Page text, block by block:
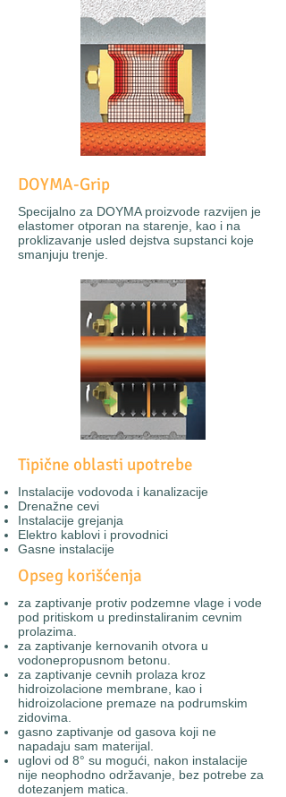
DOYMA-Grip
Specijalno za DOYMA proizvode razvijen je
elastomer otporan na starenje, kao i na
proklizavanje usled dejstva supstanci koje
smanjuju trenje.
Tipične oblasti upotrebe
Instalacije vodovoda i kanalizacije
Drenažne cevi
Instalacije grejanja
Elektro kablovi i provodnici
Gasne instalacije
Opseg korišćenja
za zaptivanje protiv podzemne vlage i vode
pod pritiskom u predinstaliranim cevnim
prolazima.
za zaptivanje kernovanih otvora u
vodonepropusnom betonu.
za zaptivanje cevnih prolaza kroz
hidroizolacione membrane, kao i
hidroizolacione premaze na podrumskim
zidovima.
gasno zaptivanje od gasova koji ne
napadaju sam materijal.
uglovi od 8° su mogući, nakon instalacije
nije neophodno održavanje, bez potrebe za
dotezanjem matica.